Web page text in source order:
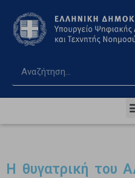
Η θυγατρική του